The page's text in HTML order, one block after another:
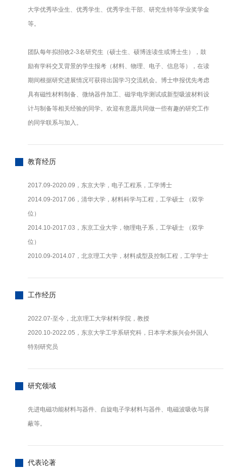
大学优秀毕业生、优秀学生、优秀学生干部、研究生特等学业奖学金
等。
团队每年拟招收2-3名研究生（硕士生、硕博连读生或博士生），鼓
励有学科交叉背景的学生报考（材料、物理、电子、信息等），在读
期间根据研究进展情况可获得出国学习交流机会。博士申报优先考虑
具有磁性材料制备、微纳器件加工、磁学电学测试或新型吸波材料设
计与制备等相关经验的同学。欢迎有意愿共同做一些有趣的研究工作
的同学联系与加入。
教育经历
2017.09-2020.09，东京大学，电子工程系，工学博士
2014.09-2017.06，清华大学，材料科学与工程，工学硕士 （双学
位）
2014.10-2017.03，东京工业大学，物理电子系，工学硕士 （双学
位）
2010.09-2014.07，北京理工大学，材料成型及控制工程，工学学士
工作经历
2022.07-至今，北京理工大学材料学院，教授
2020.10-2022.05，东京大学工学系研究科，日本学术振兴会外国人
特别研究员
研究领域
先进电磁功能材料与器件、自旋电子学材料与器件、电磁波吸收与屏
蔽等。
代表论著